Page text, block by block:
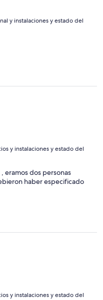
y instalaciones y estado del
y instalaciones y estado del
eramos dos personas
haber especificado
y instalaciones y estado del